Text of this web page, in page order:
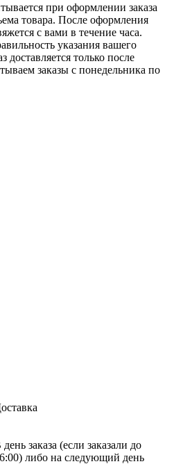
при оформлении заказа
товара. После оформления
с вами в течение часа.
указания вашего
только после
заказы с понедельника по
заказа (если заказали до
либо на следующий день